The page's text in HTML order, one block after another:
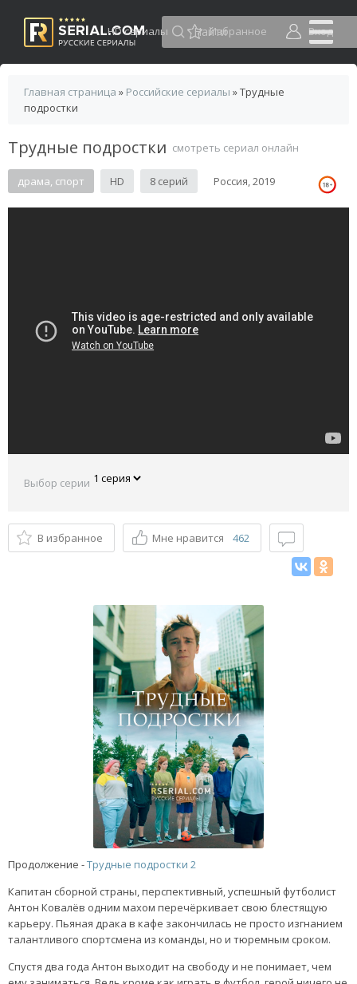
HD сериалы Избранное Вход
Главная страница » Российские сериалы » Трудные
подростки
Трудные подростки смотреть сериал онлайн
драма, спорт HD 8 серий Россия, 2019
Выбор серии
В избранное Мне нравится 462
Продолжение -Трудные подростки 2
Капитан сборной страны, перспективный, успешный футболист
Антон Ковалёв одним махом перечёркивает свою блестящую
карьеру. Пьяная драка в кафе закончилась не просто изгнанием
талантливого спортсмена из команды, но и тюремным сроком.
Спустя два года Антон выходит на свободу и не понимает, чем